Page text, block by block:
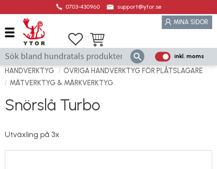
0703-430960 support@ytor.se
MINA SIDOR
Favoriter
Kundvagn
P
ri
inkl. moms
HANDVERKTYG
ÖVRIGA HANDVERKTYG FÖR PLÅTSLAGARE
MÄTVERKTYG & MÄRKVERKTYG
Snörslå Turbo
Utväxling på 3x